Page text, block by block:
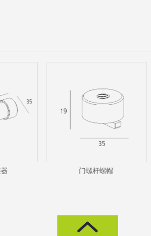
门螺杆螺帽